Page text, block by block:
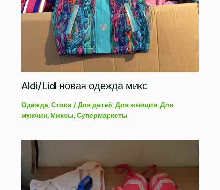
Aldi/Lidl новая одежда микс
Одежда, Стоки /Для детей Для женщин, Для
мужчин, Миксы Супермаркеты